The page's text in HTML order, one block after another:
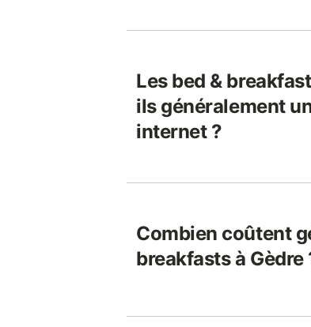
Les bed &
ils généralement
internet ?
Combien coûtent
breakfasts à Gèdre